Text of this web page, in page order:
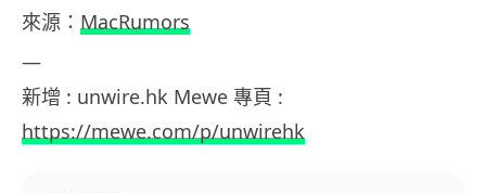
來源： MacRumors
—
新增 : unwire.hk Mewe 專頁 :
https://mewe.com/p/unwirehk